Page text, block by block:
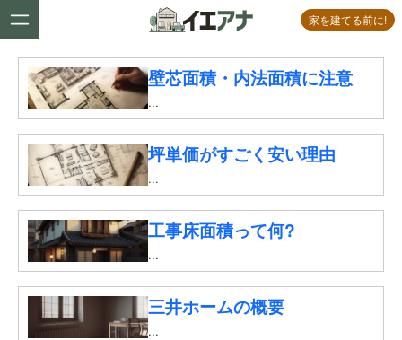
家を建てる前に!
壁芯面積・内法面積に注意
...
坪単価がすごく安い理由
...
工事床面積って何?
...
三井ホームの概要
...